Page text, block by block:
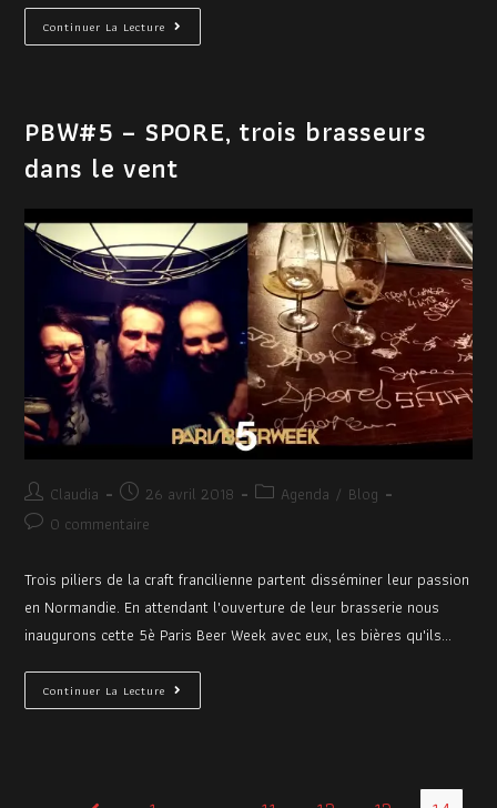
Continuer La Lecture
PBW#5 – SPORE, trois brasseurs
dans le vent
Claudia 26 avril 2018 Agenda / Blog
0 commentaire
Trois piliers de la craft francilienne partent disséminer leur passion
en Normandie. En attendant l'ouverture de leur brasserie nous
inaugurons cette 5è Paris Beer Week avec eux, les bières qu'ils…
Continuer La Lecture